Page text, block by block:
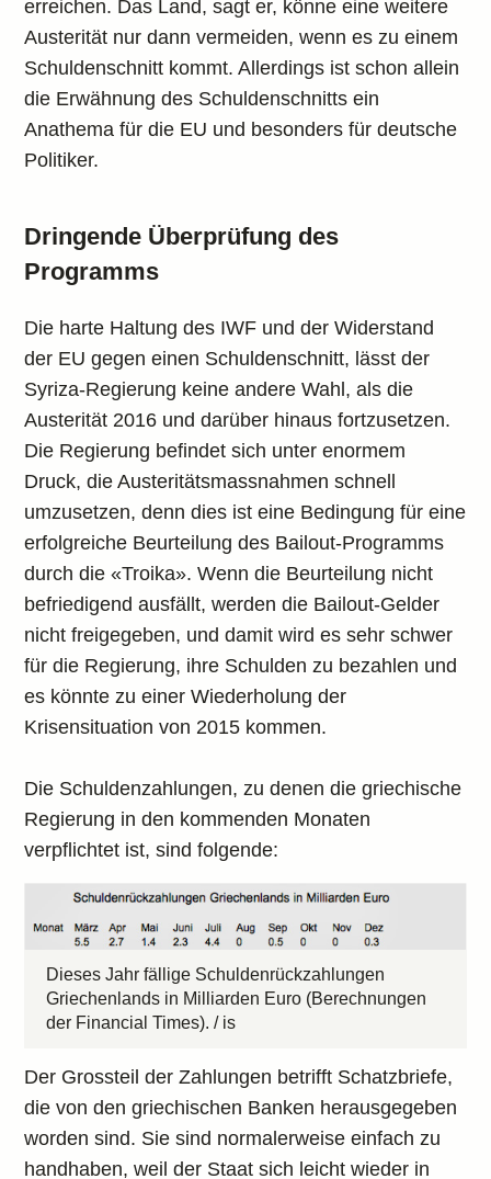
erreichen. Das Land, sagt er, könne eine weitere
Austerität nur dann vermeiden, wenn es zu einem
Schuldenschnitt kommt. Allerdings ist schon allein
die Erwähnung des Schuldenschnitts ein
Anathema für die EU und besonders für deutsche
Politiker.
Dringende Überprüfung des
Programms
Die harte Haltung des IWF und der Widerstand
der EU gegen einen Schuldenschnitt, lässt der
Syriza-Regierung keine andere Wahl, als die
Austerität 2016 und darüber hinaus fortzusetzen.
Die Regierung befindet sich unter enormem
Druck, die Austeritätsmassnahmen schnell
umzusetzen, denn dies ist eine Bedingung für eine
erfolgreiche Beurteilung des Bailout-Programms
durch die «Troika». Wenn die Beurteilung nicht
befriedigend ausfällt, werden die Bailout-Gelder
nicht freigegeben, und damit wird es sehr schwer
für die Regierung, ihre Schulden zu bezahlen und
es könnte zu einer Wiederholung der
Krisensituation von 2015 kommen.
Die Schuldenzahlungen, zu denen die griechische
Regierung in den kommenden Monaten
verpflichtet ist, sind folgende:
Dieses Jahr fällige Schuldenrückzahlungen
Griechenlands in Milliarden Euro (Berechnungen
der Financial Times). / is
Der Grossteil der Zahlungen betrifft Schatzbriefe,
die von den griechischen Banken herausgegeben
worden sind. Sie sind normalerweise einfach zu
handhaben, weil der Staat sich leicht wieder in